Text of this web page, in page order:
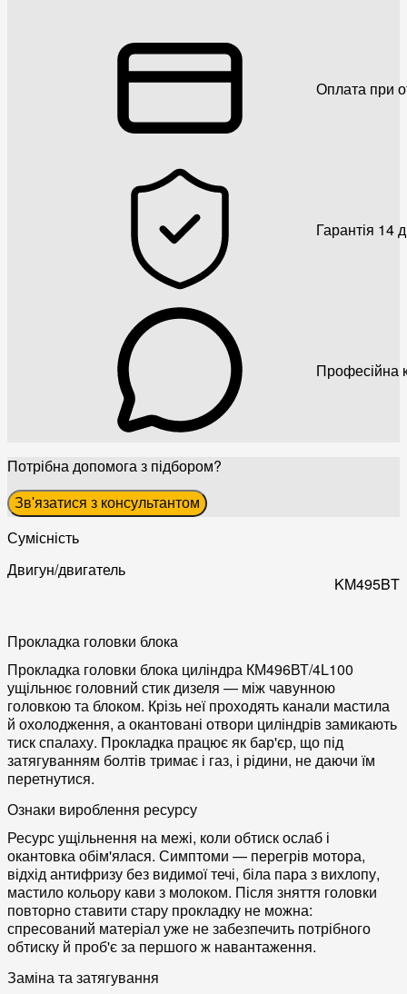
Оплата при
Гарантія 14
Професійна
Потрібна допомога з підбором?
Зв'язатися з консультантом
Сумісність
Двигун/двигатель
KM495BT
Прокладка головки блока
Прокладка головки блока циліндра КМ496ВТ/4L100
ущільнює головний стик дизеля — між чавунною
головкою та блоком. Крізь неї проходять канали мастила
й охолодження, а окантовані отвори циліндрів замикають
тиск спалаху. Прокладка працює як бар'єр, що під
затягуванням болтів тримає і газ, і рідини, не даючи їм
перетнутися.
Ознаки вироблення ресурсу
Ресурс ущільнення на межі, коли обтиск ослаб і
окантовка обім'ялася. Симптоми — перегрів мотора,
відхід антифризу без видимої течі, біла пара з вихлопу,
мастило кольору кави з молоком. Після зняття головки
повторно ставити стару прокладку не можна:
спресований матеріал уже не забезпечить потрібного
обтиску й проб'є за першого ж навантаження.
Заміна та затягування